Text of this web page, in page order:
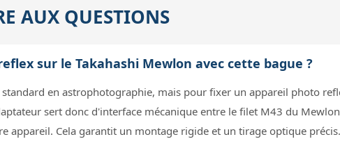
AUX QUESTIONS
sur le Takahashi Mewlon avec cette bague ?
en astrophotographie, mais pour fixer un appareil photo
sert donc d'interface mécanique entre le filet M43 du
appareil. Cela garantit un montage rigide et un tirage optique précis.